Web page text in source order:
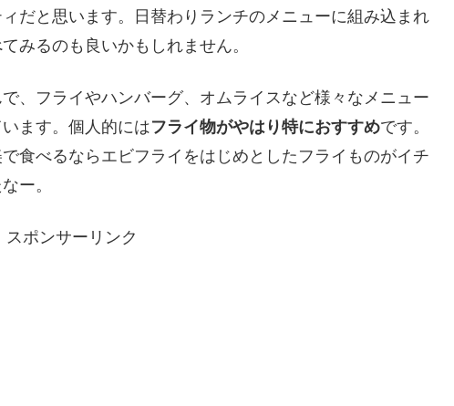
だと思います。日替わりランチのメニューに組み込まれ
みるのも良いかもしれません。
、フライやハンバーグ、オムライスなど様々なメニュー
ます。個人的にはフライ物がやはり特におすすめです。
食べるならエビフライをはじめとしたフライものがイチ
ー。
スポンサーリンク